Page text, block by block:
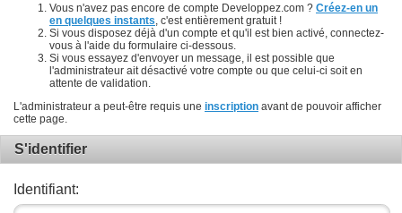
Vous n'avez pas encore de compte Developpez.com ? Créez-en un
en quelques instants , c'est entièrement gratuit !
Si vous disposez déjà d'un compte et qu'il est bien activé, connectez-
vous à l'aide du formulaire ci-dessous.
Si vous essayez d'envoyer un message, il est possible que
l'administrateur ait désactivé votre compte ou que celui-ci soit en
attente de validation.
L'administrateur a peut-être requis une inscription avant de pouvoir afficher
cette page.
S'identifier
Identifiant: